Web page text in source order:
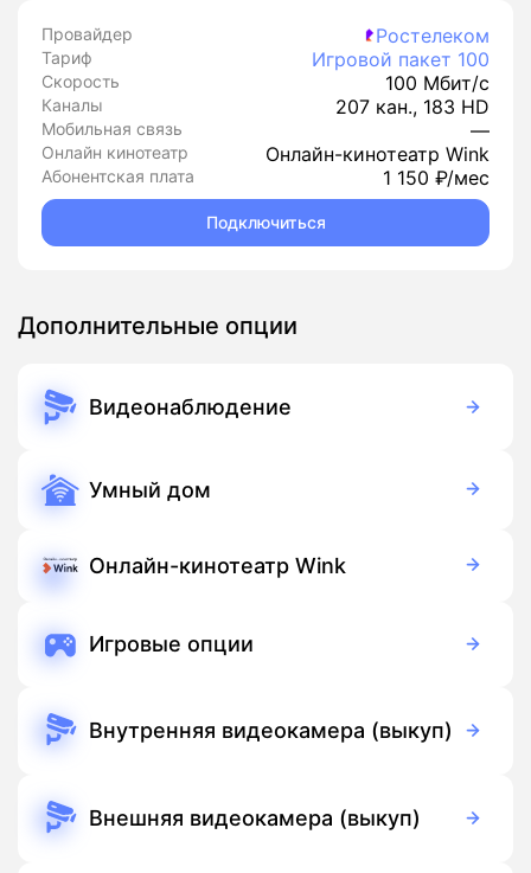
Провайдер Ростелеком
Тариф Игровой пакет 100
Скорость 100 Мбит/с
Каналы 207 кан., 183 HD
Мобильная связь —
Онлайн кинотеатр Онлайн-кинотеатр Wink
Абонентская плата 1 150 ₽/мес
Подключиться
Дополнительные опции
Видеонаблюдение
Подписка
Умный дом
Подписка 900 руб./мес
Онлайн-кинотеатр Wink
Подписка
Игровые опции
Внутренняя видеокамера (выкуп)
Подписка
Внешняя видеокамера (выкуп)